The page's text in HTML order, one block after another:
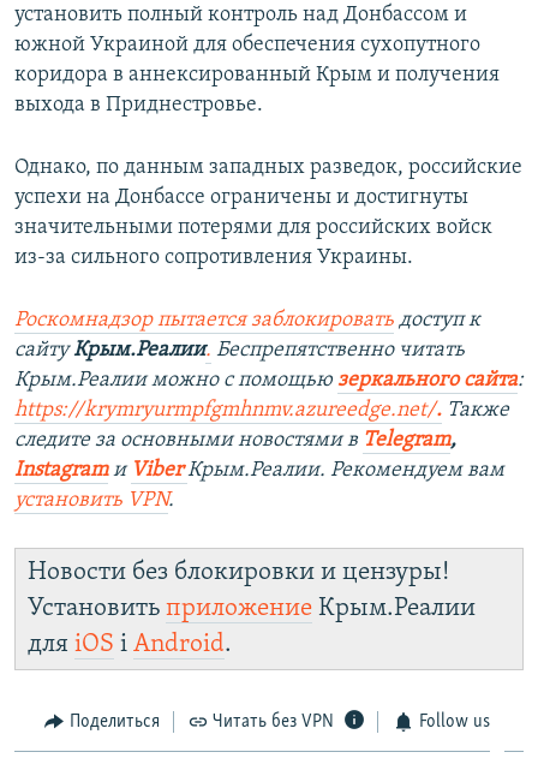
установить полный контроль над Донбассом и
южной Украиной для обеспечения сухопутного
коридора в аннексированный Крым и получения
выхода в Приднестровье.
Однако, по данным западных разведок, российские
успехи на Донбассе ограничены и достигнуты
значительными потерями для российских войск
из-за сильного сопротивления Украины.
Роскомнадзор пытается заблокировать доступ к
сайтуКрым.Реалии. Беспрепятственно читать
Крым.Реалии можно с помощью зеркального сайта:
https://krymryurmpfgmhnmv.azureedge.net/. Также
следите за основными новостями в Telegram,
Instagram и ViberКрым.Реалии. Рекомендуем вам
установить VPN.
Новости без блокировки и цензуры!
Установить приложение Крым.Реалии
для iOS і Android.
Поделиться Читать без VPN Follow us